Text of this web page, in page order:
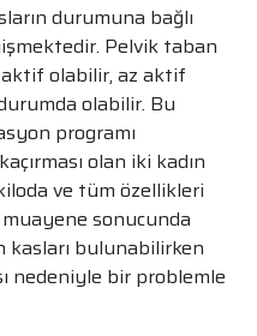
durumuna bağlı
Pelvik taban
aktif olabilir, az aktif
olabilir. Bu
programı
olan iki kadın
ve tüm özellikleri
muayene sonucunda
kasları bulunabilirken
nedeniyle bir problemle